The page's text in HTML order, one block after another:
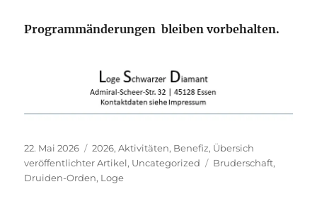
Programmänderungen bleiben vorbehalten.
Veröffentlicht
am
22. Mai 2026 Kategorien
2026,Aktivitäten, Benefiz, Übersich
veröffentlichter Artikel, Uncategorized Schlagwörter
Bruderschaft,
Druiden-Orden, Loge